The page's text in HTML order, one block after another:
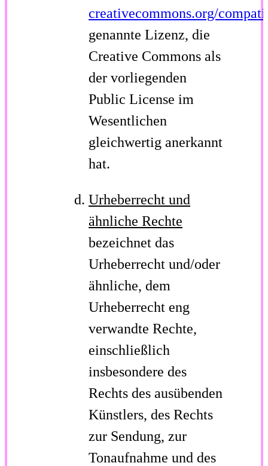
creativecommons.org/
genannte Lizenz, die
Creative Commons als
der vorliegenden
Public License im
Wesentlichen
gleichwertig anerkannt
hat.
Urheberrecht und
ähnliche Rechte
bezeichnet das
Urheberrecht und/oder
ähnliche, dem
Urheberrecht eng
verwandte Rechte,
einschließlich
insbesondere des
Rechts des ausübenden
Künstlers, des Rechts
zur Sendung, zur
Tonaufnahme und des